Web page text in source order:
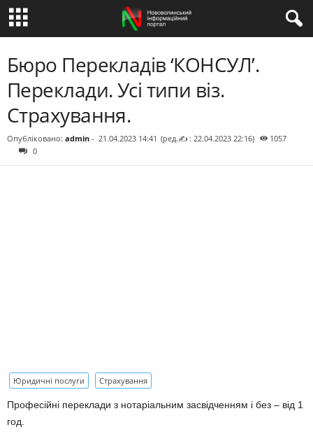
Бюро Перекладів ‘КОНСУЛ’.
Переклади. Усі типи віз.
Страхування.
Опубліковано: admin - 21.04.2023 14:41 (ред.✍ : 22.04.2023 22:16)
1057
0
Юридичні послуги Страхування
Професійні переклади з нотаріальним засвідченням і без – від 1
год.